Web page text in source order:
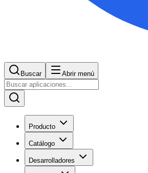
Buscar Abrir menú
Producto
Catálogo
Desarrolladores